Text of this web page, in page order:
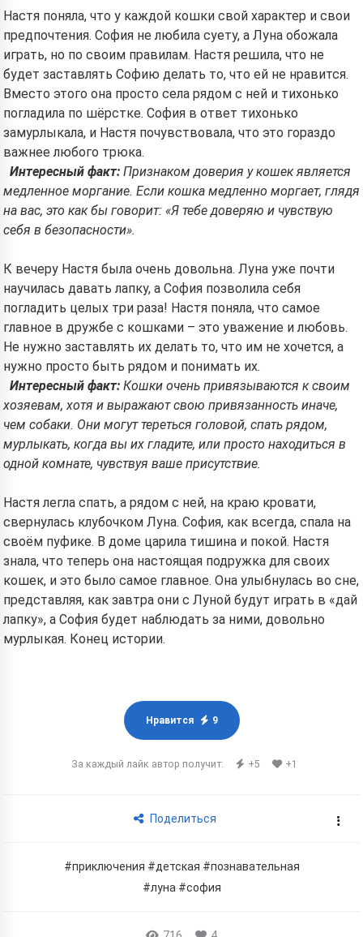
Настя поняла, что у каждой кошки свой характер и свои
предпочтения. София не любила суету, а Луна обожала
играть, но по своим правилам. Настя решила, что не
будет заставлять Софию делать то, что ей не нравится.
Вместо этого она просто села рядом с ней и тихонько
погладила по шёрстке. София в ответ тихонько
замурлыкала, и Настя почувствовала, что это гораздо
важнее любого трюка.
Интересный факт: Признаком доверия у кошек является
медленное моргание. Если кошка медленно моргает, глядя
на вас, это как бы говорит: «Я тебе доверяю и чувствую
себя в безопасности».
К вечеру Настя была очень довольна. Луна уже почти
научилась давать лапку, а София позволила себя
погладить целых три раза! Настя поняла, что самое
главное в дружбе с кошками – это уважение и любовь.
Не нужно заставлять их делать то, что им не хочется, а
нужно просто быть рядом и понимать их.
Интересный факт: Кошки очень привязываются к своим
хозяевам, хотя и выражают свою привязанность иначе,
чем собаки. Они могут тереться головой, спать рядом,
мурлыкать, когда вы их гладите, или просто находиться в
одной комнате, чувствуя ваше присутствие.
Настя легла спать, а рядом с ней, на краю кровати,
свернулась клубочком Луна. София, как всегда, спала на
своём пуфике. В доме царила тишина и покой. Настя
знала, что теперь она настоящая подружка для своих
кошек, и это было самое главное. Она улыбнулась во сне,
представляя, как завтра они с Луной будут играть в «дай
лапку», а София будет наблюдать за ними, довольно
мурлыкая. Конец истории.
Нравится 9
За каждый лайк автор получит: +5 +1
Поделиться
#приключения #детская #познавательная
#луна #софия